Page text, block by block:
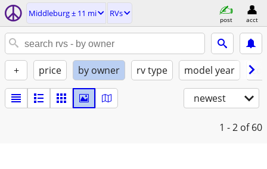
Middleburg ± 11 mi RVs
post acct
+ price by owner rv type model year
newest
1 - 2 of 60